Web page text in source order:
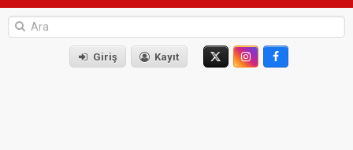
Giriş Kayıt